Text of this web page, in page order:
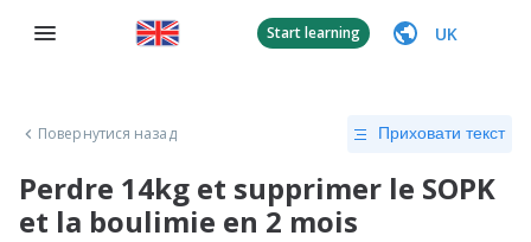
Start learning UK
Повернутися назад Приховати текст
Perdre 14kg et supprimer le SOPK
et la boulimie en 2 mois